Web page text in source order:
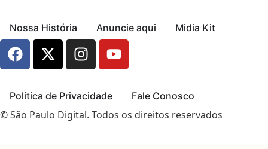
Nossa História Anuncie aqui Midia Kit
Política de Privacidade Fale Conosco
© São Paulo Digital. Todos os direitos reservados